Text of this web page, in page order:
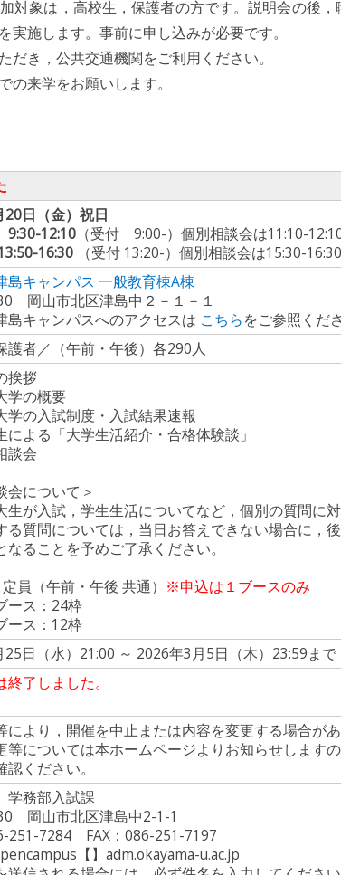
対象は，高校生，保護者の方です。説明会の後，
施します。事前に申し込みが必要です。
だき，公共交通機関をご利用ください。
来学をお願いします。
20日（金）祝日
9:30-12:10 （受付 9:00-）個別相談会は11:10-
16:30 （受付 13:20-）個別相談会は15:30-16:30
島キャンパス 一般教育棟A棟
岡山市北区津島中２－１－１
島キャンパスへのアクセスは こちらをご参照くだ
護者／（午前・午後）各290人
挨拶
学の概要
の入試制度・入試結果速報
よる「大学生活紹介・合格体験談」
談会
会について＞
生が入試，学生生活についてなど，個別の質問に対
る質問については，当日お答えできない場合に，
なることを予めご了承ください。
員（午前・午後 共通） ※申込は１ブースのみ
ース：24枠
ース：12枠
25日（水）21:00 ～ 2026年3月5日（木）23:59まで
了しました。
により，開催を中止または内容を変更する場合が
等については本ホームページよりお知らせします
ください。
務部入試課
岡山市北区津島中2-1-1
251-7284 FAX：086-251-7197
【】adm.okayama-u.ac.jp